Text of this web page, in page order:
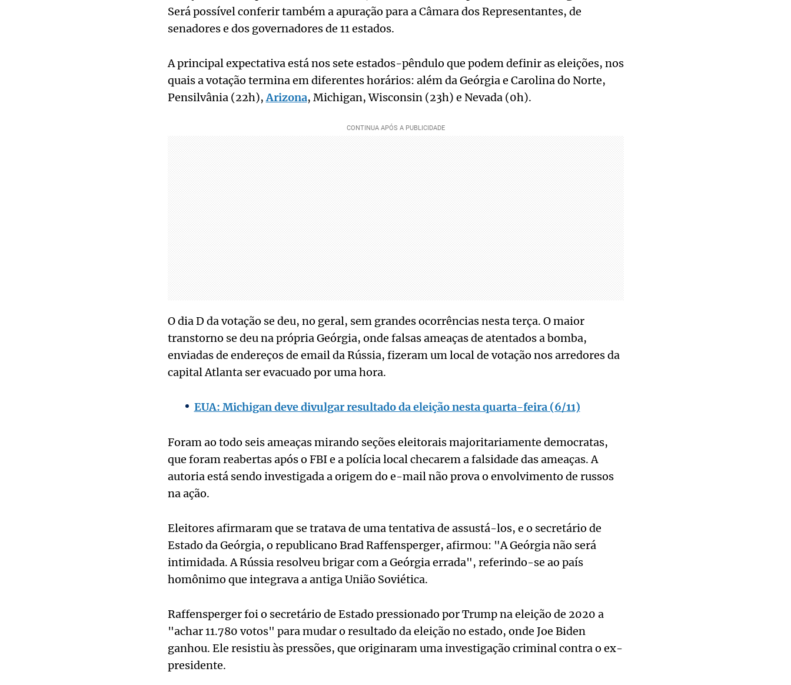
Será possível conferir também a apuração para a Câmara dos Representantes, de
senadores e dos governadores de 11 estados.
A principal expectativa está nos sete estados-pêndulo que podem definir as eleições, nos
quais a votação termina em diferentes horários: além da Geórgia e Carolina do Norte,
Pensilvânia (22h),Arizona, Michigan, Wisconsin (23h) e Nevada (0h).
O dia D da votação se deu, no geral, sem grandes ocorrências nesta terça. O maior
transtorno se deu na própria Geórgia, onde falsas ameaças de atentados a bomba,
enviadas de endereços de email da Rússia, fizeram um local de votação nos arredores da
capital Atlanta ser evacuado por uma hora.
EUA: Michigan deve divulgar resultado da eleição nesta quarta-feira (6/11)
Foram ao todo seis ameaças mirando seções eleitorais majoritariamente democratas,
que foram reabertas após o FBI e a polícia local checarem a falsidade das ameaças. A
autoria está sendo investigada a origem do e-mail não prova o envolvimento de russos
na ação.
Eleitores afirmaram que se tratava de uma tentativa de assustá-los, e o secretário de
Estado da Geórgia, o republicano Brad Raffensperger, afirmou: "A Geórgia não será
intimidada. A Rússia resolveu brigar com a Geórgia errada", referindo-se ao país
homônimo que integrava a antiga União Soviética.
Raffensperger foi o secretário de Estado pressionado por Trump na eleição de 2020 a
"achar 11.780 votos" para mudar o resultado da eleição no estado, onde Joe Biden
ganhou. Ele resistiu às pressões, que originaram uma investigação criminal contra o ex-
presidente.